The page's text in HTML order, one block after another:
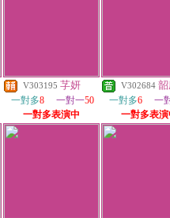
V303195 芓妍
一對多8 一對一50
一對多表演中
V302684
一對多6
一
一對多表